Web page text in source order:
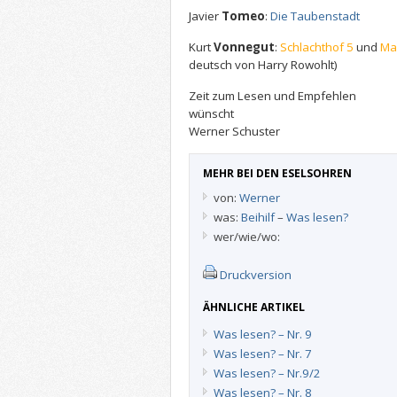
Javier Tomeo: Die Taubenstadt
KurtVonnegut: Schlachthof 5 und
deutsch von Harry Rowohlt)
Zeit zum Lesen und Empfehlen
wünscht
Werner Schuster
MEHR BEI DEN ESELSOHREN
von: Werner
was: Beihilf– Was lesen?
wer/wie/wo:
Druckversion
ÄHNLICHE ARTIKEL
Was lesen? – Nr. 9
Was lesen? – Nr. 7
Was lesen? – Nr.9/2
Was lesen? – Nr. 8